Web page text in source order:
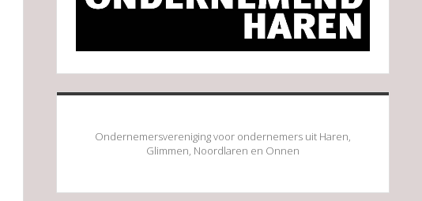
Ondernemersvereniging voor ondernemers uit Haren,
Glimmen, Noordlaren en Onnen